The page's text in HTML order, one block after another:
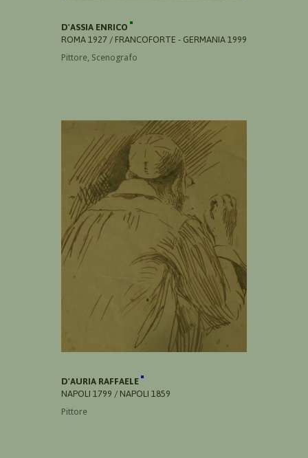
D'ASSIA ENRICO
ROMA 1927 / FRANCOFORTE - GERMANIA 1999
Pittore, Scenografo
D'AURIA RAFFAELE
NAPOLI 1799 / NAPOLI 1859
Pittore